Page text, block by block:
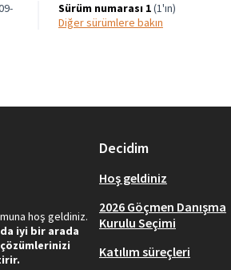
Sürüm numarası 1(1'ın)
diğer sürümlere bakın
hoş geldiniz.
iyi bir arada
Decidim
Hoş geldiniz
2026 Göçmen Danışma
Kurulu Seçimi
Katılım süreçleri